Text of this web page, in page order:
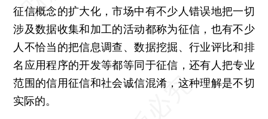
征信概念的扩大化，市场中有不少人错误地把一切
涉及数据收集和加工的活动都称为征信，也有不少
人不恰当的把信息调查、数据挖掘、行业评比和排
名应用程序的开发等都等同于征信，还有人把专业
范围的信用征信和社会诚信混淆，这种理解是不切
实际的。